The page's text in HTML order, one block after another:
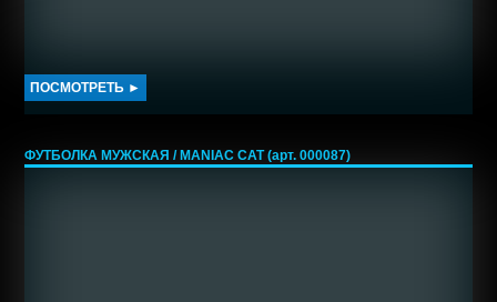
ПОСМОТРЕТЬ ►
ФУТБОЛКА МУЖСКАЯ / MANIAC CAT (арт. 000087)